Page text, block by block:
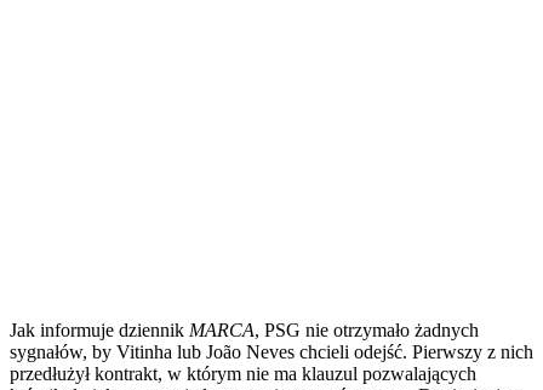
Jak informuje dziennik MARCA, PSG nie otrzymało żadnych
sygnałów, by Vitinha lub João Neves chcieli odejść. Pierwszy z nich
przedłużył kontrakt, w którym nie ma klauzul pozwalających